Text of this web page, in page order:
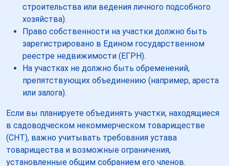
строительства или ведения личного подсобного
хозяйства).
Право собственности на участки должно быть
зарегистрировано в Едином государственном
реестре недвижимости (ЕГРН).
На участках не должно быть обременений,
препятствующих объединению (например, ареста
или залога).
Если вы планируете объединять участки, находящиеся
в садоводческом некоммерческом товариществе
(СНТ), важно учитывать требования устава
товарищества и возможные ограничения,
установленные общим собранием его членов.